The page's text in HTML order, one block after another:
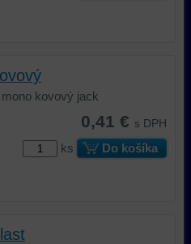
kovový jack
0,41 € s DPH
ks Do košíka